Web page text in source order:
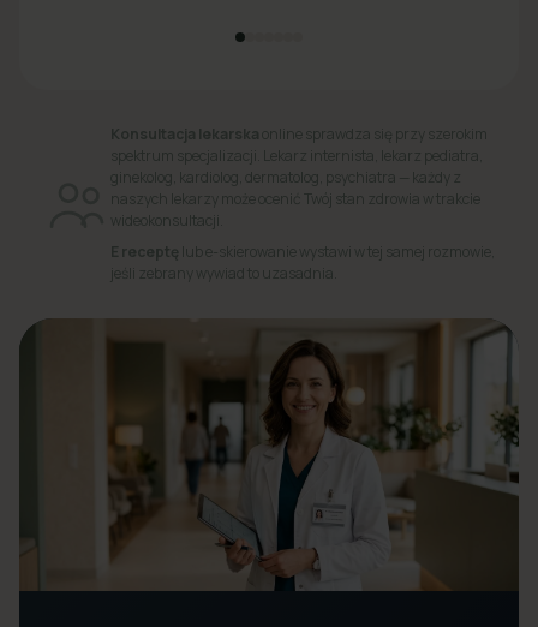
Konsultacja lekarskaonline sprawdza się przy szerokim
spektrum specjalizacji. Lekarz internista, lekarz pediatra,
ginekolog, kardiolog, dermatolog, psychiatra — każdy z
naszych lekarzy może ocenić Twój stan zdrowia w trakcie
wideokonsultacji.
E receptę lub e-skierowanie wystawi w tej samej rozmowie,
jeśli zebrany wywiad to uzasadnia.